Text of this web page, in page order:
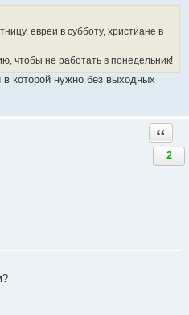
евреи в субботу, христиане в
чтобы не работать в понедельник!
в которой нужно без выходных
2